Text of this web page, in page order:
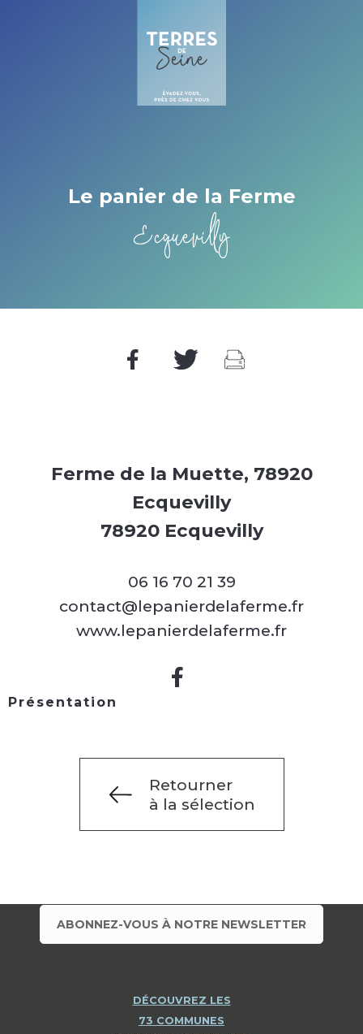
Le panier de la Ferme
Ecquevilly
Ferme de la Muette, 78920
Ecquevilly
78920 Ecquevilly
06 16 70 21 39
contact@lepanierdelaferme.fr
www.lepanierdelaferme.fr
Présentation
Retourner
à la sélection
ABONNEZ-VOUS À NOTRE NEWSLETTER
DÉCOUVREZ LES
73 COMMUNES